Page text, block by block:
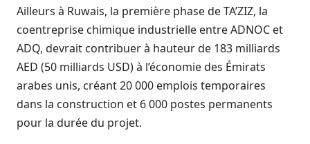
Ailleurs à Ruwais, la première phase de TA’ZIZ, la
coentreprise chimique industrielle entre ADNOC et
ADQ, devrait contribuer à hauteur de 183 milliards
AED (50 milliards USD) à l’économie des Émirats
arabes unis, créant 20 000 emplois temporaires
dans la construction et 6 000 postes permanents
pour la durée du projet.